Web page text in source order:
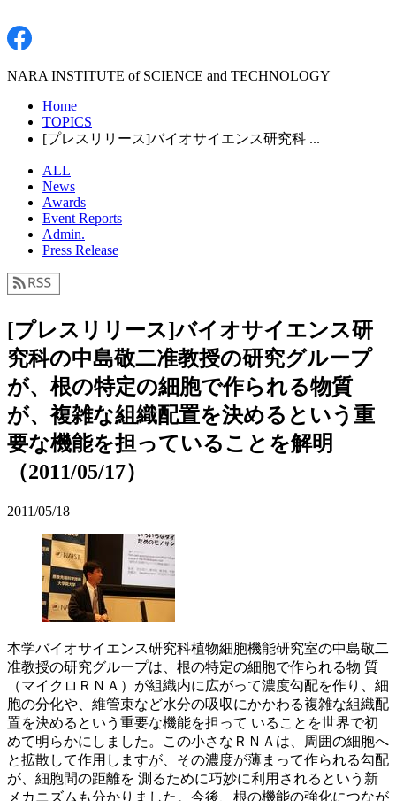
NARA INSTITUTE of SCIENCE and TECHNOLOGY
Home
TOPICS
[プレスリリース]バイオサイエンス研究科 ...
ALL
News
Awards
Event Reports
Admin.
Press Release
[プレスリリース]バイオサイエンス研
究科の中島敬二准教授の研究グループ
が、根の特定の細胞で作られる物質
が、複雑な組織配置を決めるという重
要な機能を担っていることを解明
（2011/05/17）
2011/05/18
本学バイオサイエンス研究科植物細胞機能研究室の中島敬二
准教授の研究グループは、根の特定の細胞で作られる物 質
（マイクロＲＮＡ）が組織内に広がって濃度勾配を作り、細
胞の分化や、維管束など水分の吸収にかかわる複雑な組織配
置を決めるという重要な機能を担って いることを世界で初
めて明らかにしました。この小さなＲＮＡは、周囲の細胞へ
と拡散して作用しますが、その濃度が薄まって作られる勾配
が、細胞間の距離を 測るために巧妙に利用されるという新
メカニズムも分かりました。今後、根の機能の強化につなが